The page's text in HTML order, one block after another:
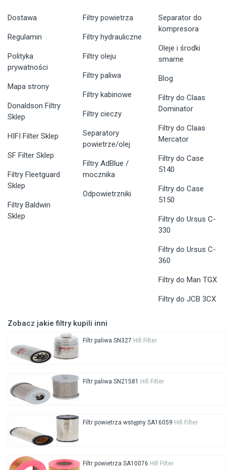
Dostawa
Regulamin
Polityka
prywatności
Mapa strony
Donaldson Filtry
Sklep
HIFI Filter Sklep
SF Filter Sklep
Filtry Fleetguard
Sklep
Filtry Baldwin
Sklep
Filtry powietrza
Filtry hydrauliczne
Filtry oleju
Filtry paliwa
Filtry kabinowe
Filtry cieczy
Separatory
powietrze/olej
Filtry AdBlue /
mocznika
Odpowietrzniki
Separator do
kompresora
Oleje i środki
smarne
Blog
Filtry do Claas
Dominator
Filtry do Claas
Mercator
Filtry do Case
5140
Filtry do Case
5150
Filtry do Ursus C-
330
Filtry do Ursus C-
360
Filtry do Man TGX
Filtry do JCB 3CX
Zobacz jakie filtry kupili inni
Filtr paliwa SN327 Hifi Filter
Filtr paliwa SN21581 Hifi Filter
Filtr powietrza wstępny SA16059 Hifi Filter
Filtr powietrza SA10076 Hifi Filter